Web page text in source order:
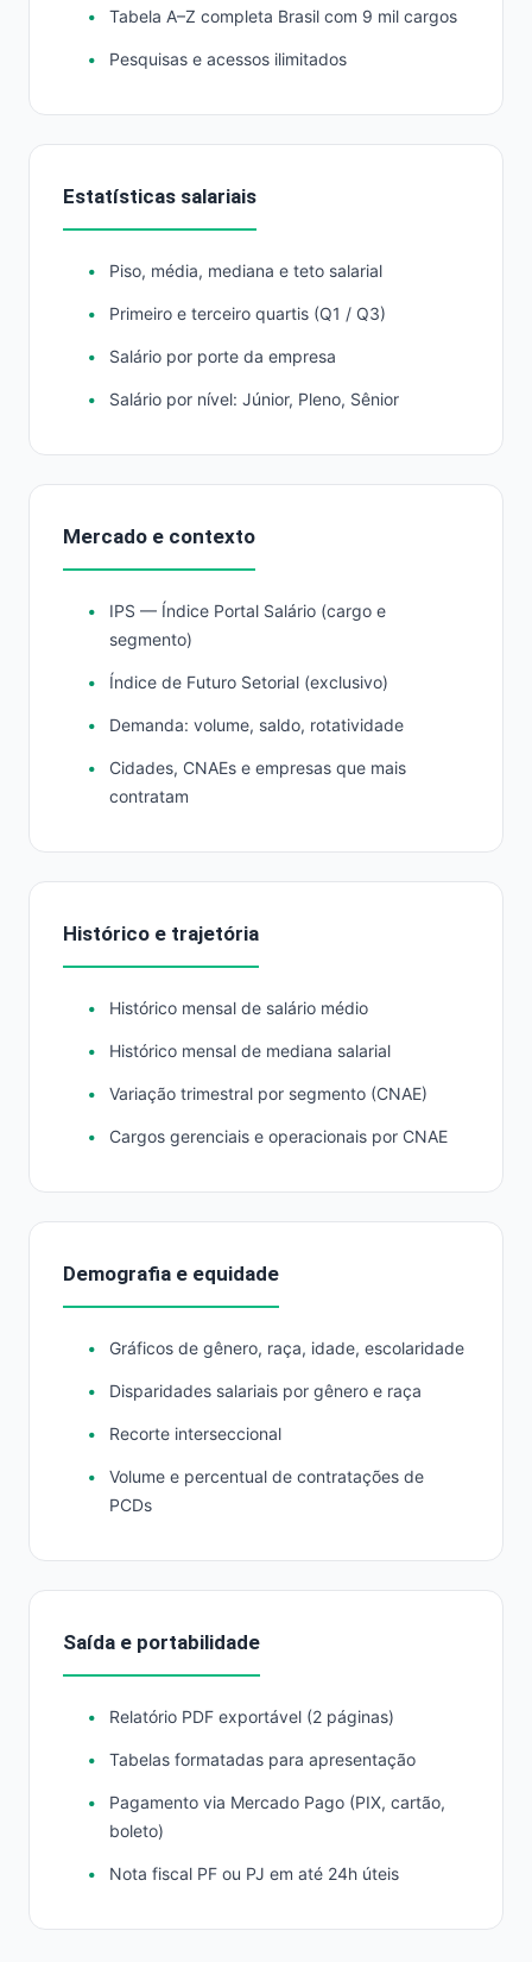
Tabela A–Z completa Brasil com 9 mil cargos
Pesquisas e acessos ilimitados
Estatísticas salariais
Piso, média, mediana e teto salarial
Primeiro e terceiro quartis (Q1 / Q3)
Salário por porte da empresa
Salário por nível: Júnior, Pleno, Sênior
Mercado e contexto
IPS — Índice Portal Salário (cargo e
segmento)
Índice de Futuro Setorial (exclusivo)
Demanda: volume, saldo, rotatividade
Cidades, CNAEs e empresas que mais
contratam
Histórico e trajetória
Histórico mensal de salário médio
Histórico mensal de mediana salarial
Variação trimestral por segmento (CNAE)
Cargos gerenciais e operacionais por CNAE
Demografia e equidade
Gráficos de gênero, raça, idade, escolaridade
Disparidades salariais por gênero e raça
Recorte interseccional
Volume e percentual de contratações de
PCDs
Saída e portabilidade
Relatório PDF exportável (2 páginas)
Tabelas formatadas para apresentação
Pagamento via Mercado Pago (PIX, cartão,
boleto)
Nota fiscal PF ou PJ em até 24h úteis